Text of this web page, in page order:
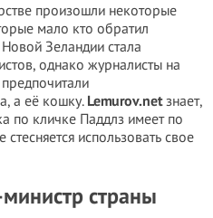
произошли некоторые
мало кто обратил
Зеландии стала
однако журналисты на
а её кошку. Lemurov.netзнает,
по кличке Паддлз имеет по
использовать свое
страны